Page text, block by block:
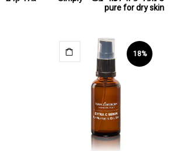
pure for dry skin
18%